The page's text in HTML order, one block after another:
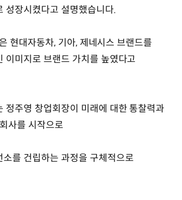
성장시켰다고 설명했습니다.
현대자동차, 기아, 제네시스 브랜드를
이미지로 브랜드 가치를 높였다고
정주영 창업회장이 미래에 대한 통찰력과
사를 시작으로
를 건립하는 과정을 구체적으로